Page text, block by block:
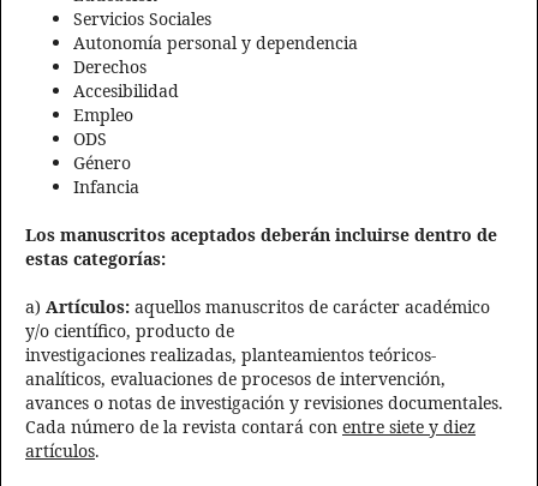
Servicios Sociales
Autonomía personal y dependencia
Derechos
Accesibilidad
Empleo
ODS
Género
Infancia
Los manuscritos aceptados deberán incluirse dentro de
estas categorías:
a) Artículos: aquellos manuscritos de carácter académico
y/o científico, producto de
investigaciones realizadas, planteamientos teóricos-
analíticos, evaluaciones de procesos de intervención,
avances o notas de investigación y revisiones documentales.
Cada número de la revista contará con entre siete y diez
artículos.